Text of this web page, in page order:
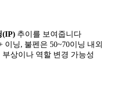
(IP) 추이를 보여줍니다
이닝, 불펜은 50~70이닝 내외
상이나 역할 변경 가능성